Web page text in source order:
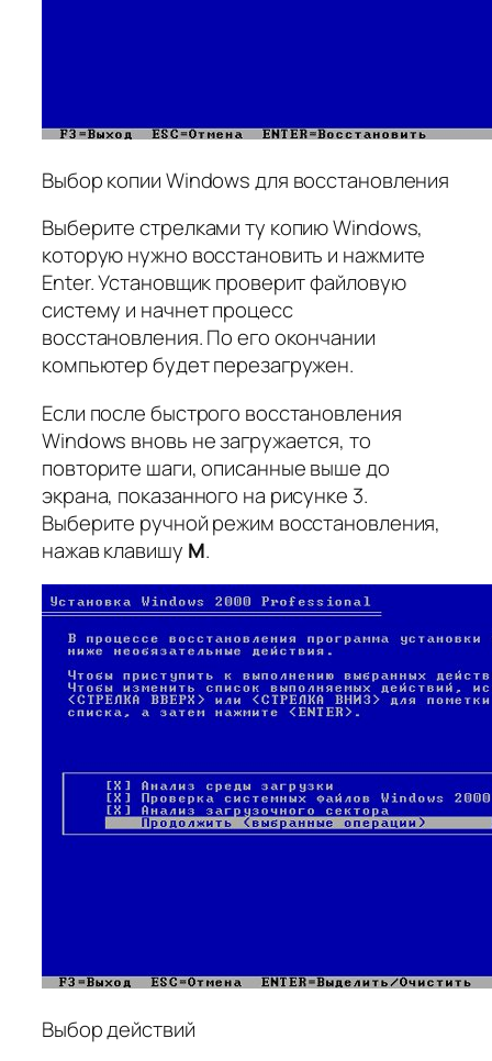
Выбор копии Windows для восстановления
Выберите стрелками ту копию Windows,
которую нужно восстановить и нажмите
Enter. Установщик проверит файловую
систему и начнет процесс
восстановления. По его окончании
компьютер будет перезагружен.
Если после быстрого восстановления
Windows вновь не загружается, то
повторите шаги, описанные выше до
экрана, показанного на рисунке 3.
Выберите ручной режим восстановления,
нажав клавишу M.
Выбор действий